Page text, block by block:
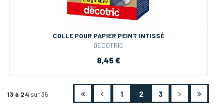
COLLE POUR PAPIER PEINT INTISSÉ
DECOTRIC
8,45 €
13 à 24 sur 36 1 2 3